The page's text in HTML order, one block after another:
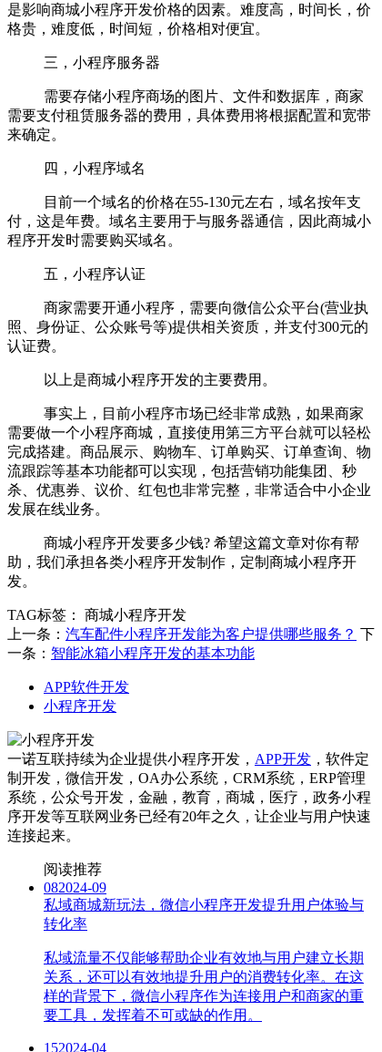
是影响商城小程序开发价格的因素。难度高，时间长，价
格贵，难度低，时间短，价格相对便宜。
三，小程序服务器
需要存储小程序商场的图片、文件和数据库，商家
需要支付租赁服务器的费用，具体费用将根据配置和宽带
来确定。
四，小程序域名
目前一个域名的价格在55-130元左右，域名按年支
付，这是年费。域名主要用于与服务器通信，因此商城小
程序开发时需要购买域名。
五，小程序认证
商家需要开通小程序，需要向微信公众平台(营业执
照、身份证、公众账号等)提供相关资质，并支付300元的
认证费。
以上是商城小程序开发的主要费用。
事实上，目前小程序市场已经非常成熟，如果商家
需要做一个小程序商城，直接使用第三方平台就可以轻松
完成搭建。商品展示、购物车、订单购买、订单查询、物
流跟踪等基本功能都可以实现，包括营销功能集团、秒
杀、优惠券、议价、红包也非常完整，非常适合中小企业
发展在线业务。
商城小程序开发要多少钱? 希望这篇文章对你有帮
助，我们承担各类小程序开发制作，定制商城小程序开
发。
TAG标签：
商城小程序开发
上一条： 汽车配件小程序开发能为客户提供哪些服务？ 下
一条： 智能冰箱小程序开发的基本功能
APP软件开发
小程序开发
一诺互联持续为企业提供小程序开发， APP开发 ，软件定
制开发，微信开发，OA办公系统，CRM系统，ERP管理
系统，公众号开发，金融，教育，商城，医疗，政务小程
序开发等互联网业务已经有20年之久，让企业与用户快速
连接起来。
阅读推荐
082024-09
私域商城新玩法，微信小程序开发提升用户体验与
转化率
私域流量不仅能够帮助企业有效地与用户建立长期
关系，还可以有效地提升用户的消费转化率。在这
样的背景下，微信小程序作为连接用户和商家的重
要工具，发挥着不可或缺的作用。
152024-04